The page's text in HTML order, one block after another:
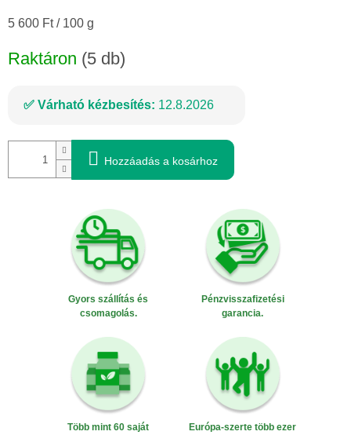
Egységár:
5 600 Ft / 100 g
Raktáron (5 db)
Várható kézbesítés: 12.8.2026
Hozzáadás a kosárhoz
Gyors szállítás és
csomagolás.
Pénzvisszafizetési
garancia.
Több mint 60 saját
Európa-szerte több ezer